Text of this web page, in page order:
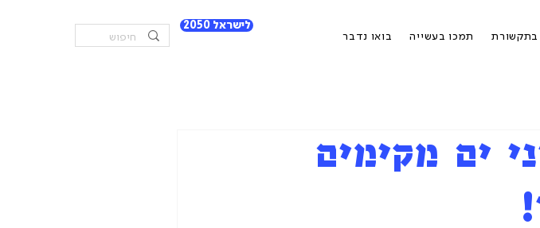
לישראל 2050
בתקשורת תמכו בעשייה בואו נדבר
ים מקימים